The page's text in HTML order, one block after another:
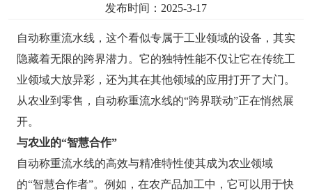
发布时间：2025-3-17
自动称重流水线，这个看似专属于工业领域的设备，其实
隐藏着无限的跨界潜力。它的独特性能不仅让它在传统工
业领域大放异彩，还为其在其他领域的应用打开了大门。
从农业到零售，自动称重流水线的“跨界联动”正在悄然展
开。
与农业的“智慧合作”
自动称重流水线的高效与精准特性使其成为农业领域
的“智慧合作者”。例如，在农产品加工中，它可以用于快